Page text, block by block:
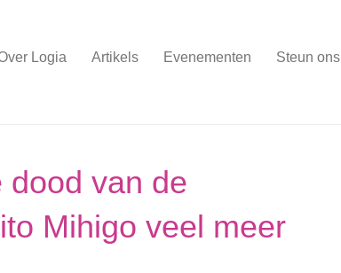
Logia Artikels Evenementen Steun ons
dood van de
Mihigo veel meer